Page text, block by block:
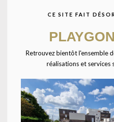
CE SITE FAIT
Retrouvez bientôt l'ensemble
réalisations et services
Disponible en 4 coloris (Jaune,
UNE QUESTION ? UN DEVIS ?
Décrivez votre projet